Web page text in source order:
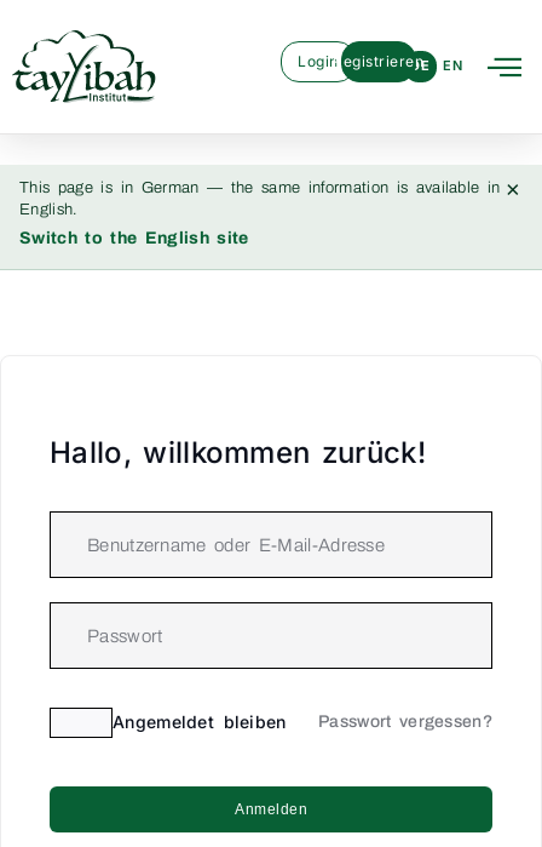
DE EN
LoginRegistrieren
This page is in German — the same information is available in
English.
Switch to the English site
×
Hallo, willkommen zurück!
Angemeldet bleiben Passwort vergessen?
Anmelden